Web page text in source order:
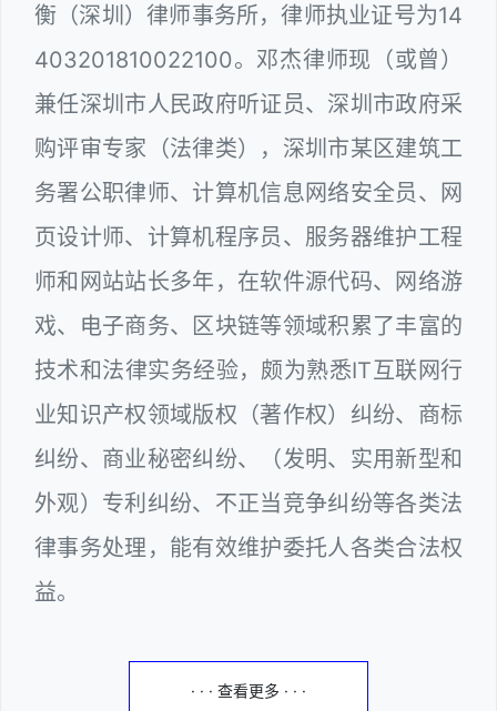
衡（深圳）律师事务所，律师执业证号为14
403201810022100。邓杰律师现（或曾）
兼任深圳市人民政府听证员、深圳市政府采
购评审专家（法律类），深圳市某区建筑工
务署公职律师、计算机信息网络安全员、网
页设计师、计算机程序员、服务器维护工程
师和网站站长多年，在软件源代码、网络游
戏、电子商务、区块链等领域积累了丰富的
技术和法律实务经验，颇为熟悉IT互联网行
业知识产权领域版权（著作权）纠纷、商标
纠纷、商业秘密纠纷、（发明、实用新型和
外观）专利纠纷、不正当竞争纠纷等各类法
律事务处理，能有效维护委托人各类合法权
益。
· · · 查看更多 · · ·